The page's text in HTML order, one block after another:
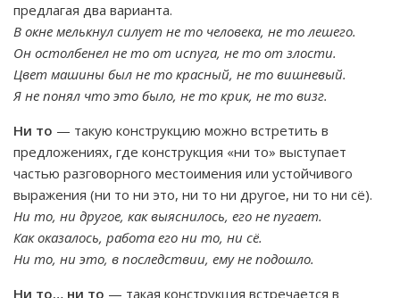
предлагая два варианта.
В окне мелькнул силует не то человека, не то лешего.
Он остолбенел не то от испуга, не то от злости.
Цвет машины был не то красный, не то вишневый.
Я не понял что это было, не то крик, не то визг.
Ни то — такую конструкцию можно встретить в
предложениях, где конструкция «ни то» выступает
частью разговорного местоимения или устойчивого
выражения (ни то ни это, ни то ни другое, ни то ни сё).
Ни то, ни другое, как выяснилось, его не пугает.
Как оказалось, работа его ни то, ни сё.
Ни то, ни это, в последствии, ему не подошло.
Ни то… ни то — такая конструкция встречается в